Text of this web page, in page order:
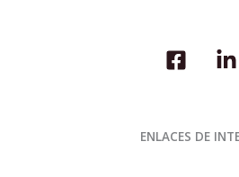
ENLACES DE